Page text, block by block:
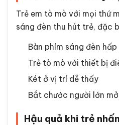
Trẻ em tò mò với mọi thứ
sáng đèn thu hút trẻ, đặc
Bàn phím sáng đèn hấp
Trẻ tò mò với thiết bị
Két ở vị trí dễ thấy
Bắt chước người lớn
Hậu quả khi trẻ